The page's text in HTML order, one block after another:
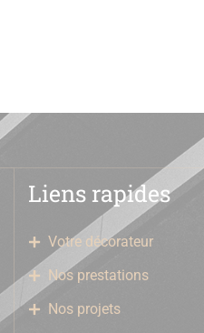
Liens rapides
Votre décorateur
Nos prestations
Nos projets